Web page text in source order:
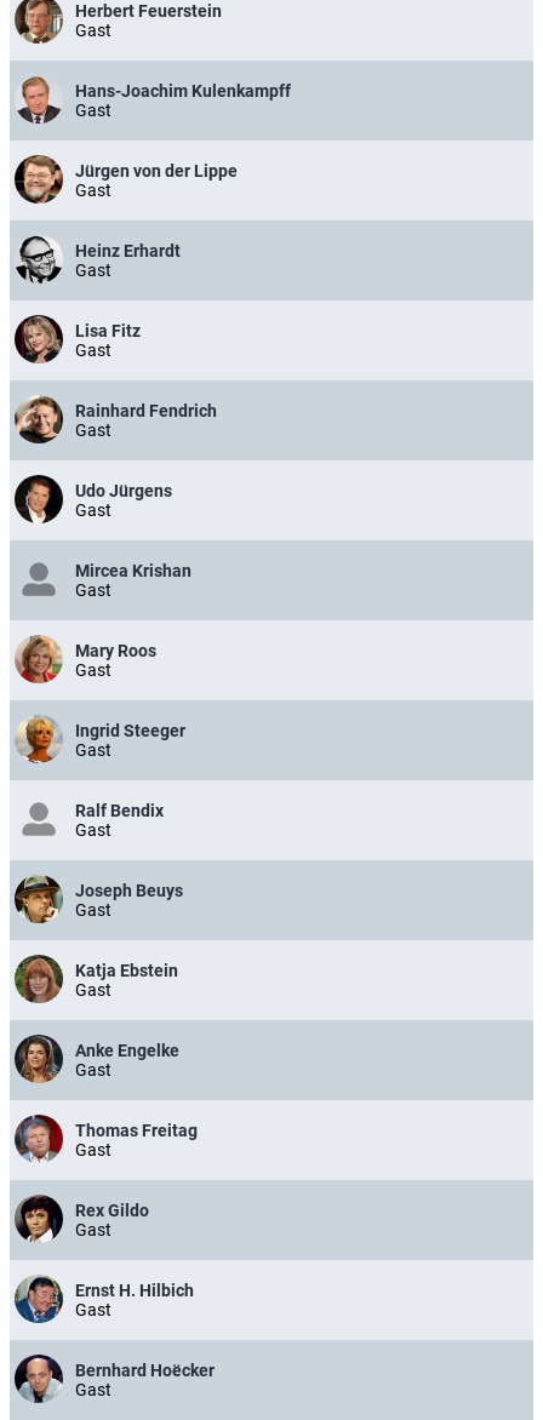
Herbert Feuerstein
Gast
Hans-Joachim Kulenkampff
Gast
Jürgen von der Lippe
Gast
Heinz Erhardt
Gast
Lisa Fitz
Gast
Rainhard Fendrich
Gast
Udo Jürgens
Gast
Mircea Krishan
Gast
Mary Roos
Gast
Ingrid Steeger
Gast
Ralf Bendix
Gast
Joseph Beuys
Gast
Katja Ebstein
Gast
Anke Engelke
Gast
Thomas Freitag
Gast
Rex Gildo
Gast
Ernst H. Hilbich
Gast
Bernhard Hoëcker
Gast